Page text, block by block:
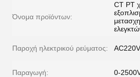
Όνομα προϊόντων:
CT PT
Παροχή ηλεκτρικού ρεύματος:
Παραγωγή: 0-